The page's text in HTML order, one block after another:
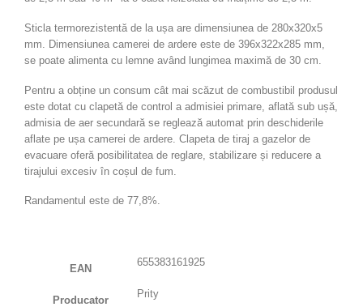
Sticla termorezistentă de la ușa are dimensiunea de 280x320x5
mm. Dimensiunea camerei de ardere este de 396x322x285 mm,
se poate alimenta cu lemne având lungimea maximă de 30 cm.
Pentru a obține un consum cât mai scăzut de combustibil produsul
este dotat cu clapetă de control a admisiei primare, aflată sub ușă,
admisia de aer secundară se reglează automat prin deschiderile
aflate pe ușa camerei de ardere. Clapeta de tiraj a gazelor de
evacuare oferă posibilitatea de reglare, stabilizare și reducere a
tirajului excesiv în coșul de fum.
Randamentul este de 77,8%.
EAN
655383161925
Producator
Prity